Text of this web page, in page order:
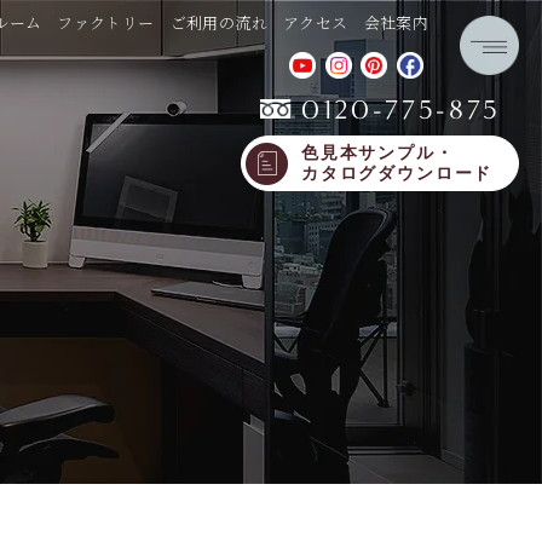
ーム ファクトリー ご利用の流れ アクセス 会社案内
0120-775-875
色見本サンプル・
カタログダウンロード